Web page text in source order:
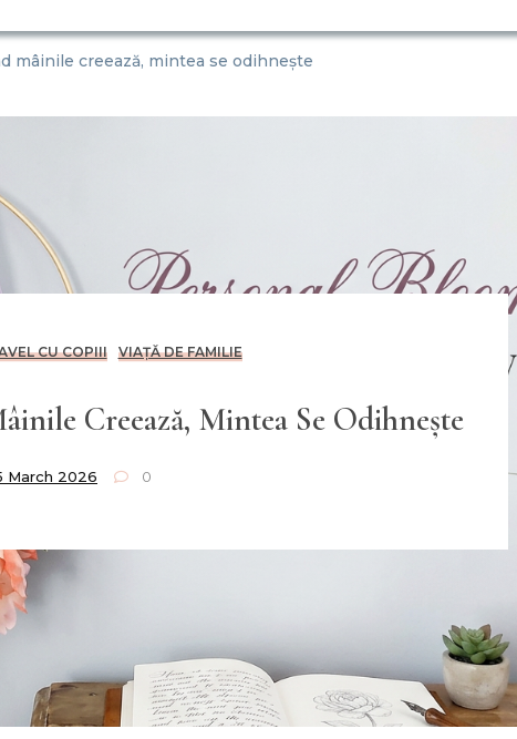
mâinile creează, mintea se odihnește
CU COPIII VIAȚĂ DE FAMILIE
Creează, Mintea Se Odihnește
March 2026 0